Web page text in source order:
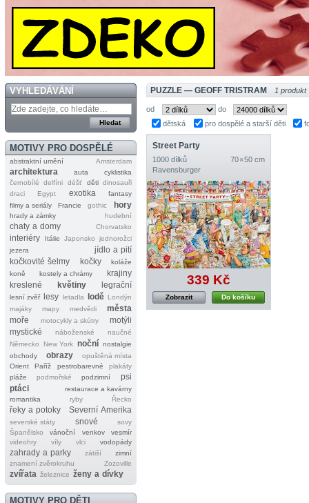
VYHLEDÁVÁNÍ
MOTIVY PRO DOSPĚLÉ
abstraktní umění Amsterdam
architektura auta
cyklistika
černobílé
delfíni déšť děti dinosauři
draci
Egypt exotika
fantasy
filmy a seriály
Francie gothic hory
hrady a zámky hudební
chaty a domy Chorvatsko
interiéry Itálie Japonsko
jednorožci
jezera
jídlo a pití
kočkovité šelmy
kočky
koláže
koně
kostely a chrámy
krajiny
kreslené
květiny legrační
lesní zvěř lesy letadla lodě Londýn
majáky
mapy medvědi
města
moře
motocykly a skútry
motýli
mystické
náboženské
naučné
Německo
New York noční nostalgie
obchody
obrazy
opuštěná místa
Orient
Paříž pestrobarevné
plakáty
pláže
podmořské podzimní
psi
ptáci
restaurace a kavárny
romantika
ryby Řecko
řeky a potoky Severní Amerika
severské státy snové
sovy
Španělsko
vánoční venkov
vesmír
videohry
víly vlci vodopády
zahrady a parky zátiší
zimní
znamení zvěrokruhu
Zozoville
zvířata železnice ženy a dívky
MOTIVY PRO DĚTI
PUZZLE — GEOFF TRISTRAM 1 produkt
od
do
dětská
pro dospělé a starší děti
Street Party
1000 dílků
70 × 50 cm
Ravensburger
339 Kč
Do košíku
Zobrazit